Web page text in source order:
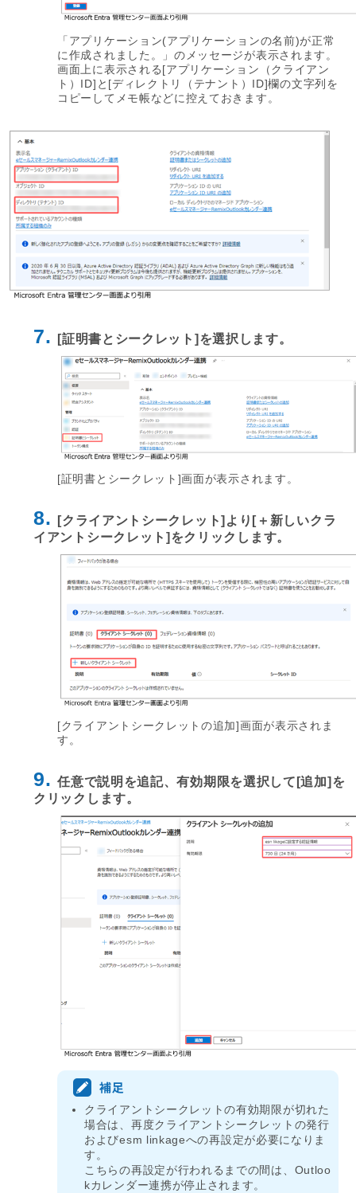
「アプリケーション(アプリケーションの名前)が正常
に作成されました。」のメッセージが表示されます。
画面上に表示される[アプリケーション（クライアン
ト）ID]と[ディレクトリ（テナント）ID]欄の文字列を
コピーしてメモ帳などに控えておきます。
7. [証明書とシークレット]を選択します。
[証明書とシークレット]画面が表示されます。
8.
[クライアントシークレット]より[＋新しいクラ
イアントシークレット]をクリックします。
[クライアントシークレットの追加]画面が表示されま
す。
9.任意で説明を追記、有効期限を選択して[追加]を
クリックします。
クライアントシークレットの有効期限が切れた
場合は、再度クライアントシークレットの発行
およびesm linkageへの再設定が必要になりま
す。
こちらの再設定が行われるまでの間は、Outloo
kカレンダー連携が停止されます。